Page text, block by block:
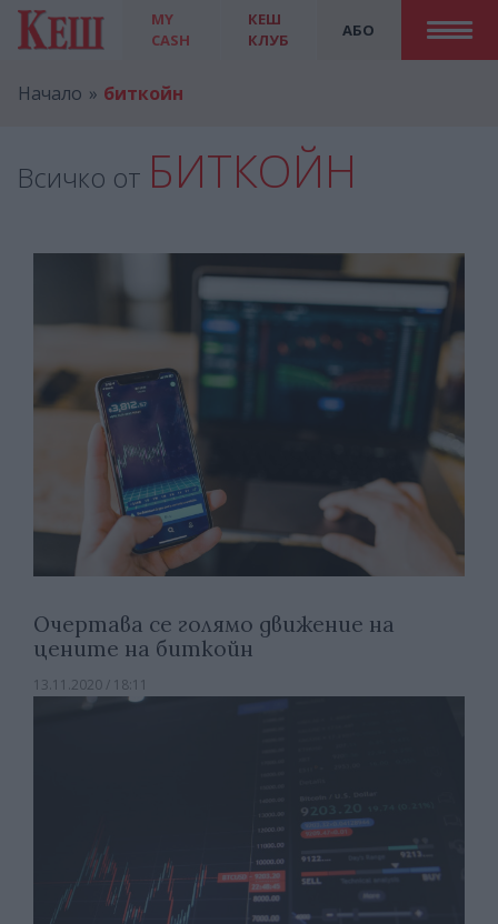
MY
CASH
АБО
КЕШ
КЛУБ
Начало биткойн
Всичко от БИТКОЙН
Очертава се голямо движение на
цените на биткойн
13.11.2020 / 18:11